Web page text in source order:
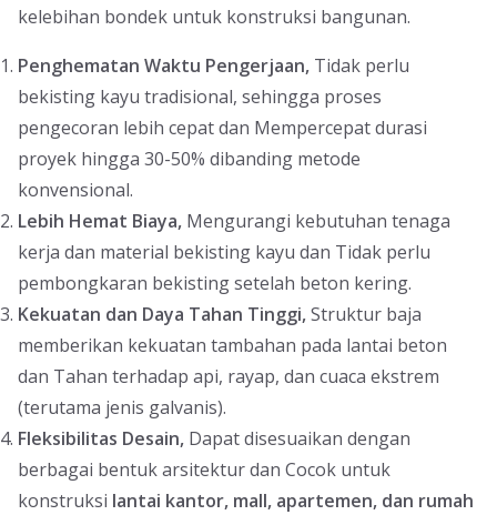
kelebihan bondek untuk konstruksi bangunan.
Penghematan Waktu Pengerjaan, Tidak perlu
bekisting kayu tradisional, sehingga proses
pengecoran lebih cepat dan Mempercepat durasi
proyek hingga 30-50% dibanding metode
konvensional.
Lebih Hemat Biaya, Mengurangi kebutuhan tenaga
kerja dan material bekisting kayu dan Tidak perlu
pembongkaran bekisting setelah beton kering.
Kekuatan dan Daya Tahan Tinggi,Struktur baja
memberikan kekuatan tambahan pada lantai beton
dan Tahan terhadap api, rayap, dan cuaca ekstrem
(terutama jenis galvanis).
Fleksibilitas Desain, Dapat disesuaikan dengan
berbagai bentuk arsitektur dan Cocok untuk
konstruksi lantai kantor, mall, apartemen, dan rumah